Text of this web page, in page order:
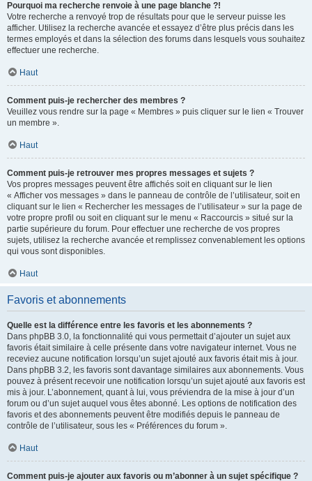
Pourquoi ma recherche renvoie à une page blanche ?!
Votre recherche a renvoyé trop de résultats pour que le serveur puisse les
afficher. Utilisez la recherche avancée et essayez d’être plus précis dans les
termes employés et dans la sélection des forums dans lesquels vous souhaitez
effectuer une recherche.
Haut
Comment puis-je rechercher des membres ?
Veuillez vous rendre sur la page « Membres » puis cliquer sur le lien « Trouver
un membre ».
Haut
Comment puis-je retrouver mes propres messages et sujets ?
Vos propres messages peuvent être affichés soit en cliquant sur le lien
« Afficher vos messages » dans le panneau de contrôle de l’utilisateur, soit en
cliquant sur le lien « Rechercher les messages de l’utilisateur » sur la page de
votre propre profil ou soit en cliquant sur le menu « Raccourcis » situé sur la
partie supérieure du forum. Pour effectuer une recherche de vos propres
sujets, utilisez la recherche avancée et remplissez convenablement les options
qui vous sont disponibles.
Haut
Favoris et abonnements
Quelle est la différence entre les favoris et les abonnements ?
Dans phpBB 3.0, la fonctionnalité qui vous permettait d’ajouter un sujet aux
favoris était similaire à celle présente dans votre navigateur internet. Vous ne
receviez aucune notification lorsqu’un sujet ajouté aux favoris était mis à jour.
Dans phpBB 3.2, les favoris sont davantage similaires aux abonnements. Vous
pouvez à présent recevoir une notification lorsqu’un sujet ajouté aux favoris est
mis à jour. L’abonnement, quant à lui, vous préviendra de la mise à jour d’un
forum ou d’un sujet auquel vous êtes abonné. Les options de notification des
favoris et des abonnements peuvent être modifiés depuis le panneau de
contrôle de l’utilisateur, sous les « Préférences du forum ».
Haut
Comment puis-je ajouter aux favoris ou m’abonner à un sujet spécifique ?